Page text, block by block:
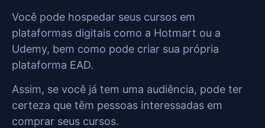
Você pode hospedar seus cursos em
plataformas digitais como a Hotmart ou a
Udemy, bem como pode criar sua própria
plataforma EAD.
Assim, se você já tem uma audiência, pode ter
certeza que têm pessoas interessadas em
comprar seus cursos.